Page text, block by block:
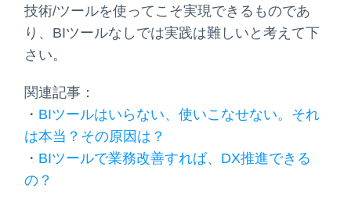
技術/ツールを使ってこそ実現できるものであ
り、 BIツールなしでは実践は難しいと考えて下
さい。
関連記事：
・ BIツールはいらない、使いこなせない。それ
は本当？その原因は？
・ BIツールで業務改善すれば、DX推進できる
の？